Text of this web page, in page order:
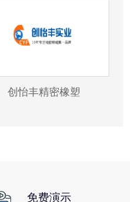
创怡丰精密橡塑
免费演示